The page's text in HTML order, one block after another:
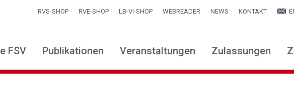
RVS-SHOP RVE-SHOP LB-VI-SHOP WEBREADER NEWS KONTAKT
FSV Publikationen Veranstaltungen Zulassungen